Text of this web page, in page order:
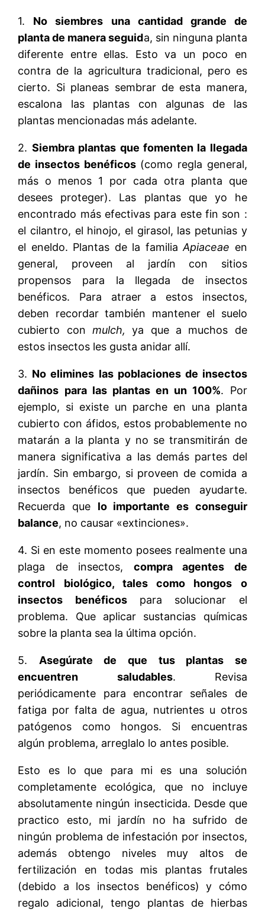
1. No siembres una cantidad grande de
planta de manera seguida, sin ninguna planta
diferente entre ellas. Esto va un poco en
contra de la agricultura tradicional, pero es
cierto. Si planeas sembrar de esta manera,
escalona las plantas con algunas de las
plantas mencionadas más adelante.
2. Siembra plantas que fomenten la llegada
de insectos benéficos(como regla general,
más o menos 1 por cada otra planta que
desees proteger). Las plantas que yo he
encontrado más efectivas para este fin son :
el cilantro, el hinojo, el girasol, las petunias y
el eneldo. Plantas de la familiaApiaceae en
general, proveen al jardín con sitios
propensos para la llegada de insectos
benéficos. Para atraer a estos insectos,
deben recordar también mantener el suelo
cubierto conmulch,ya que a muchos de
estos insectos les gusta anidar allí.
3. No elimines las poblaciones de insectos
dañinos para las plantas en un 100%. Por
ejemplo, si existe un parche en una planta
cubierto con áfidos, estos probablemente no
matarán a la planta y no se transmitirán de
manera significativa a las demás partes del
jardín. Sin embargo, si proveen de comida a
insectos benéficos que pueden ayudarte.
Recuerda que lo importante es conseguir
balance, no causar «extinciones».
4. Si en este momento posees realmente una
plaga de insectos, compra agentes de
control biológico, tales como hongos o
insectos benéficospara solucionar el
problema. Que aplicar sustancias químicas
sobre la planta sea la última opción.
5. Asegúrate de que tus plantas se
encuentren saludables. Revisa
periódicamente para encontrar señales de
fatiga por falta de agua, nutrientes u otros
patógenos como hongos. Si encuentras
algún problema, arreglalo lo antes posible.
Esto es lo que para mi es una solución
completamente ecológica, que no incluye
absolutamente ningún insecticida. Desde que
practico esto, mi jardín no ha sufrido de
ningún problema de infestación por insectos,
además obtengo niveles muy altos de
fertilización en todas mis plantas frutales
(debido a los insectos benéficos) y cómo
regalo adicional, tengo plantas de hierbas